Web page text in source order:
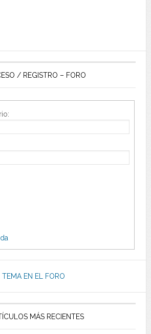
/ REGISTRO – FORO
EN EL FORO
MÁS RECIENTES